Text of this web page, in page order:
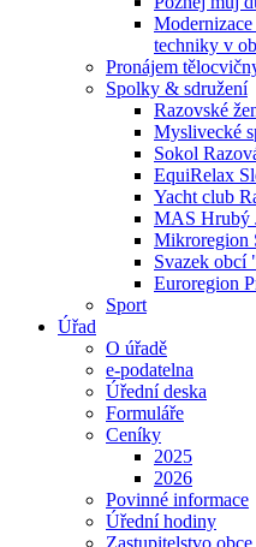
techniky v
Pronájem
Spolky & sdružení
Razovské
Myslivecké
Sokol
EquiRelax
Yacht club
MAS Hrubý
Mikroregion
Svazek obcí
Euroregion
Sport
Úřad
O úřadě
e-podatelna
Úřední deska
Formuláře
Ceníky
2025
2026
Povinné informace
Úřední hodiny
Zastupitelstvo obce